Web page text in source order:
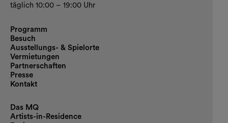
täglich 10:00 – 19:00 Uhr
Programm
Besuch
Ausstellungs- & Spielorte
Vermietungen
Partnerschaften
Presse
Kontakt
Das MQ
Artists-in-Residence